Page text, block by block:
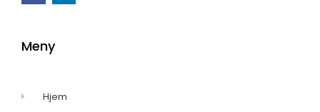
Meny
Hjem